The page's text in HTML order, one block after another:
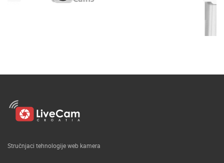
Stručnjaci tehnologije web kamera